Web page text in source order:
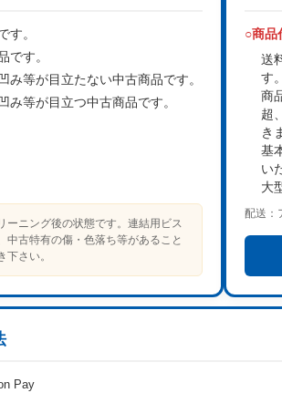
す。
です。
み等が目立たない中古商品です。
み等が目立つ中古商品です。
ーニング後の状態です。連結用ビス
中古特有の傷・色落ち等があること
下さい。
○商品
送
す
商
超
き
基
い
大
配送：
Pay